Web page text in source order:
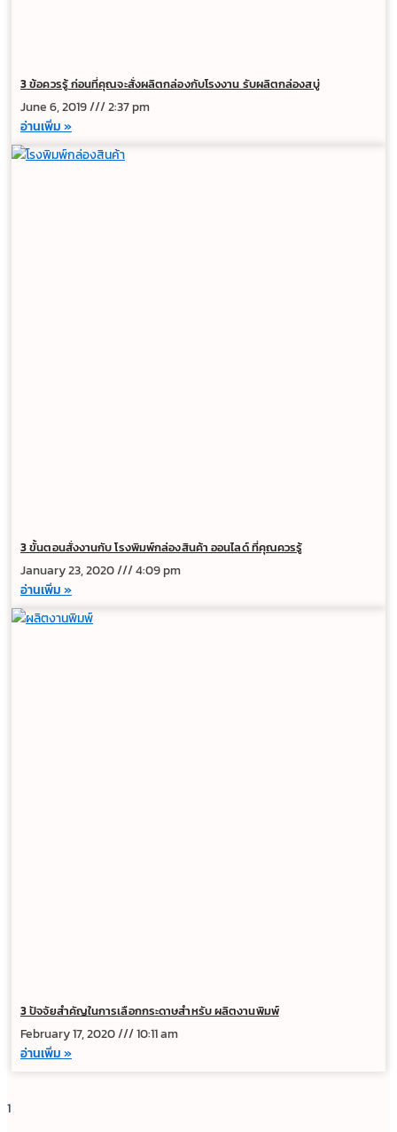
3 ข้อควรรู้ ก่อนที่คุณจะสั่งผลิตกล่องกับโรงงาน รับผลิตกล่องสบู่
June 6, 2019
2:37 pm
อ่านเพิ่ม »
3 ขั้นตอนสั่งงานกับ โรงพิมพ์กล่องสินค้า ออนไลด์ ที่คุณควรรู้
January 23, 2020
4:09 pm
อ่านเพิ่ม »
3 ปัจจัยสำคัญในการเลือกกระดาษสำหรับ ผลิตงานพิมพ์
February 17, 2020
10:11 am
อ่านเพิ่ม »